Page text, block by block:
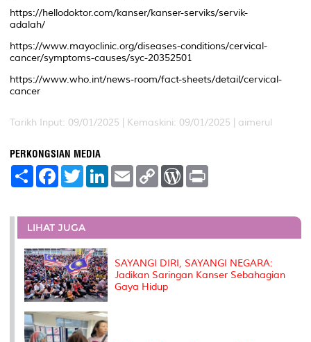
https://hellodoktor.com/kanser/kanser-serviks/servik-
adalah/
https://www.mayoclinic.org/diseases-conditions/cervical-
cancer/symptoms-causes/syc-20352501
https://www.who.int/news-room/fact-sheets/detail/cervical-
cancer
Tarikh Input: 09/01/2025 | Kemaskini: 09/01/2025 | aimerul
PERKONGSIAN MEDIA
S
e
F
a
b
o
o
k
T
w
t
e
r
L
e
I
E
m
l
C
L
n
W
P
e
s
t
LIHAT JUGA
SAYANGI DIRI, SAYANGI NEGARA:
Jadikan Saringan Kanser Sebahagian
Gaya Hidup